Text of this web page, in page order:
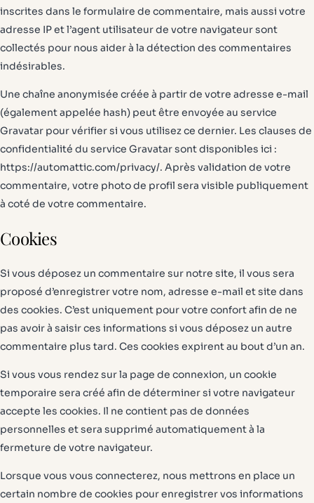
inscrites dans le formulaire de commentaire, mais aussi votre
adresse IP et l’agent utilisateur de votre navigateur sont
collectés pour nous aider à la détection des commentaires
indésirables.
Une chaîne anonymisée créée à partir de votre adresse e-mail
(également appelée hash) peut être envoyée au service
Gravatar pour vérifier si vous utilisez ce dernier. Les clauses de
confidentialité du service Gravatar sont disponibles ici :
https://automattic.com/privacy/. Après validation de votre
commentaire, votre photo de profil sera visible publiquement
à coté de votre commentaire.
Cookies
Si vous déposez un commentaire sur notre site, il vous sera
proposé d’enregistrer votre nom, adresse e-mail et site dans
des cookies. C’est uniquement pour votre confort afin de ne
pas avoir à saisir ces informations si vous déposez un autre
commentaire plus tard. Ces cookies expirent au bout d’un an.
Si vous vous rendez sur la page de connexion, un cookie
temporaire sera créé afin de déterminer si votre navigateur
accepte les cookies. Il ne contient pas de données
personnelles et sera supprimé automatiquement à la
fermeture de votre navigateur.
Lorsque vous vous connecterez, nous mettrons en place un
certain nombre de cookies pour enregistrer vos informations